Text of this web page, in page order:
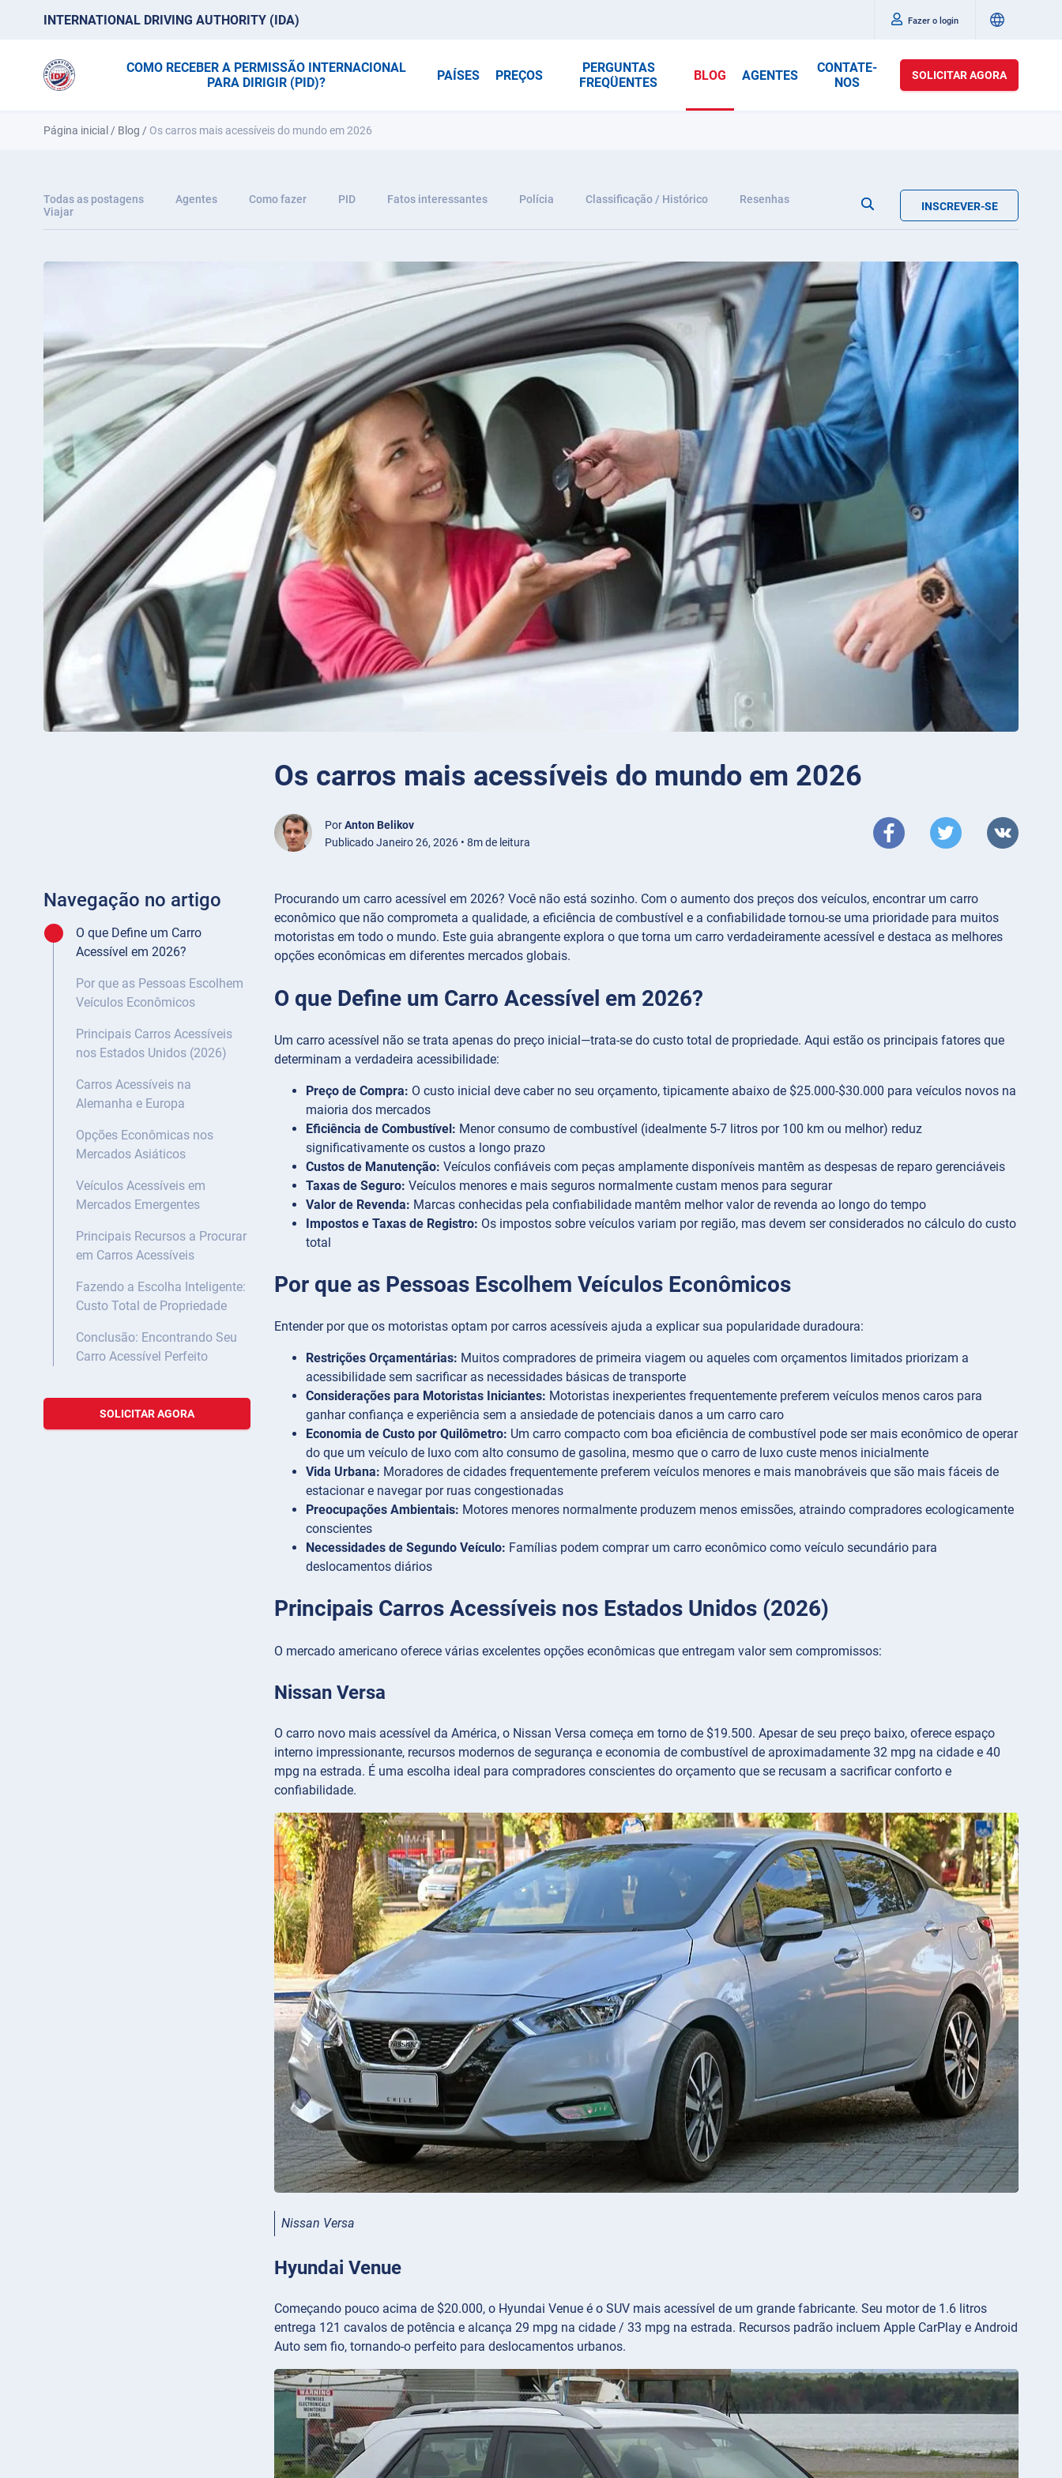
INTERNATIONAL DRIVING AUTHORITY (IDA) Fazer o login
COMO RECEBER A PERMISSÃO INTERNACIONAL
PARA DIRIGIR (PID)?
PAÍSES PREÇOS
PERGUNTAS
FREQÜENTES
BLOG AGENTES
CONTATE-
NOS
SOLICITAR AGORA
Página inicial / Blog / Os carros mais acessíveis do mundo em 2026
Todas as postagens Agentes Como fazer PID Fatos interessantes Polícia Classificação / Histórico
Resenhas
Viajar
INSCREVER-SE
Os carros mais acessíveis do mundo em 2026
PorAnton Belikov
Publicado Janeiro 26, 2026 • 8m de leitura
Navegação no artigo
O que Define um Carro
Acessível em 2026?
Por que as Pessoas Escolhem
Veículos Econômicos
Principais Carros Acessíveis
nos Estados Unidos (2026)
Carros Acessíveis na
Alemanha e Europa
Opções Econômicas nos
Mercados Asiáticos
Veículos Acessíveis em
Mercados Emergentes
Principais Recursos a Procurar
em Carros Acessíveis
Fazendo a Escolha Inteligente:
Custo Total de Propriedade
Conclusão: Encontrando Seu
Carro Acessível Perfeito
SOLICITAR AGORA
Procurando um carro acessível em 2026? Você não está sozinho. Com o aumento dos preços dos veículos, encontrar um carro
econômico que não comprometa a qualidade, a eficiência de combustível e a confiabilidade tornou-se uma prioridade para muitos
motoristas em todo o mundo. Este guia abrangente explora o que torna um carro verdadeiramente acessível e destaca as melhores
opções econômicas em diferentes mercados globais.
O que Define um Carro Acessível em 2026?
Um carro acessível não se trata apenas do preço inicial—trata-se do custo total de propriedade. Aqui estão os principais fatores que
determinam a verdadeira acessibilidade:
Preço de Compra: O custo inicial deve caber no seu orçamento, tipicamente abaixo de $25.000-$30.000 para veículos novos na
maioria dos mercados
Eficiência de Combustível: Menor consumo de combustível (idealmente 5-7 litros por 100 km ou melhor) reduz
significativamente os custos a longo prazo
Custos de Manutenção: Veículos confiáveis com peças amplamente disponíveis mantêm as despesas de reparo gerenciáveis
Taxas de Seguro: Veículos menores e mais seguros normalmente custam menos para segurar
Valor de Revenda: Marcas conhecidas pela confiabilidade mantêm melhor valor de revenda ao longo do tempo
Impostos e Taxas de Registro: Os impostos sobre veículos variam por região, mas devem ser considerados no cálculo do custo
total
Por que as Pessoas Escolhem Veículos Econômicos
Entender por que os motoristas optam por carros acessíveis ajuda a explicar sua popularidade duradoura:
Restrições Orçamentárias: Muitos compradores de primeira viagem ou aqueles com orçamentos limitados priorizam a
acessibilidade sem sacrificar as necessidades básicas de transporte
Considerações para Motoristas Iniciantes: Motoristas inexperientes frequentemente preferem veículos menos caros para
ganhar confiança e experiência sem a ansiedade de potenciais danos a um carro caro
Economia de Custo por Quilômetro: Um carro compacto com boa eficiência de combustível pode ser mais econômico de operar
do que um veículo de luxo com alto consumo de gasolina, mesmo que o carro de luxo custe menos inicialmente
Vida Urbana: Moradores de cidades frequentemente preferem veículos menores e mais manobráveis que são mais fáceis de
estacionar e navegar por ruas congestionadas
Preocupações Ambientais: Motores menores normalmente produzem menos emissões, atraindo compradores ecologicamente
conscientes
Necessidades de Segundo Veículo: Famílias podem comprar um carro econômico como veículo secundário para
deslocamentos diários
Principais Carros Acessíveis nos Estados Unidos (2026)
O mercado americano oferece várias excelentes opções econômicas que entregam valor sem compromissos:
Nissan Versa
O carro novo mais acessível da América, o Nissan Versa começa em torno de $19.500. Apesar de seu preço baixo, oferece espaço
interno impressionante, recursos modernos de segurança e economia de combustível de aproximadamente 32 mpg na cidade e 40
mpg na estrada. É uma escolha ideal para compradores conscientes do orçamento que se recusam a sacrificar conforto e
confiabilidade.
Nissan Versa
Hyundai Venue
Começando pouco acima de $20.000, o Hyundai Venue é o SUV mais acessível de um grande fabricante. Seu motor de 1.6 litros
entrega 121 cavalos de potência e alcança 29 mpg na cidade / 33 mpg na estrada. Recursos padrão incluem Apple CarPlay e Android
Auto sem fio, tornando-o perfeito para deslocamentos urbanos.